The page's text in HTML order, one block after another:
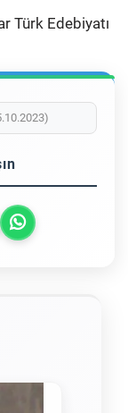
Türk Edebiyatı